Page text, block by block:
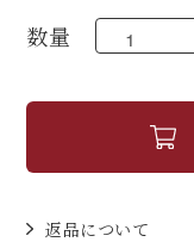
数量
返品について